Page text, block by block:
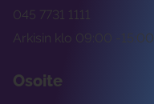
Arkisin klo 09:00 -15:00
045 7731 1111
Osoite